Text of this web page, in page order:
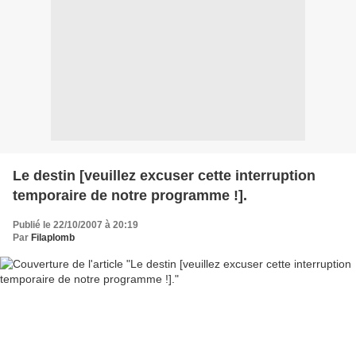
Le destin [veuillez excuser cette interruption
temporaire de notre programme !].
Publié le 22/10/2007 à 20:19
Par Filaplomb